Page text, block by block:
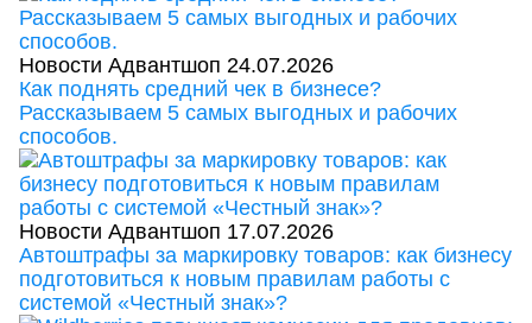
Новости Адвантшоп 24.07.2026
Как поднять средний чек в бизнесе?
Рассказываем 5 самых выгодных и рабочих
способов.
Новости Адвантшоп 17.07.2026
Автоштрафы за маркировку товаров: как бизнесу
подготовиться к новым правилам работы с
системой «Честный знак»?